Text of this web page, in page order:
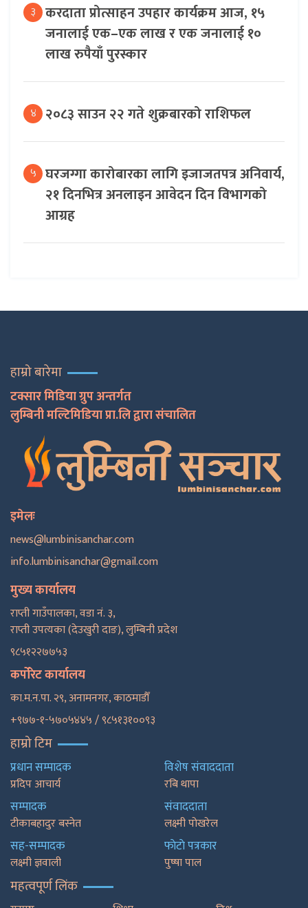
३ करदाता प्रोत्साहन उपहार कार्यक्रम आज, १५
जनालाई एक–एक लाख र एक जनालाई १०
लाख रुपैयाँ पुरस्कार
४ २०८३ साउन २२ गते शुक्रबारको राशिफल
५ घरजग्गा कारोबारका लागि इजाजतपत्र अनिवार्य,
२१ दिनभित्र अनलाइन आवेदन दिन विभागको
आग्रह
हाम्रो बारेमा
टक्सार मिडिया ग्रुप अन्तर्गत
लुम्बिनी मल्टिमिडिया प्रा.लि द्वारा संचालित
इमेलः
news@lumbinisanchar.com
info.lumbinisanchar@gmail.com
मुख्य कार्यालय
राप्ती गाउँपालका, वडा नं. ३,
राप्ती उपत्यका (देउखुरी दाङ), लुम्बिनी प्रदेश
९८५१२२७७५३
कर्पोरेट कार्यालय
का.म.न.पा. २९, अनामनगर, काठमाडाैँ
+९७७-१-५७०५४४५ / ९८५१३१००९३
हाम्रो टिम
प्रधान सम्पादक
प्रदिप आचार्य
सम्पादक
टीकाबहादुर बस्नेत
सह-सम्पादक
लक्ष्मी ज्ञवाली
विशेष संवाददाता
रबि थापा
संवाददाता
लक्ष्मी पोखरेल
फाेटाे पत्रकार
पुष्षा पाल
महत्वपूर्ण लिंक